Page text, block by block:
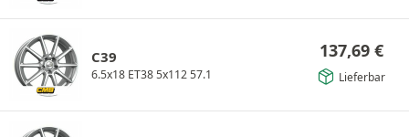
C39
6.5x18 ET38 5x112 57.1
137,69 €
Lieferbar